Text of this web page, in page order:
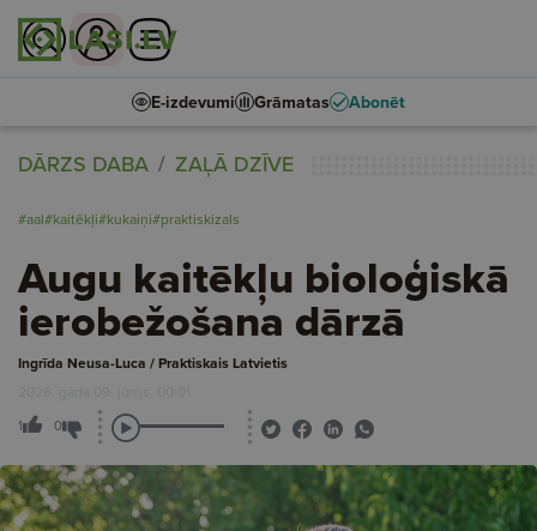
E-izdevumi Grāmatas Abonēt
DĀRZS DABA ZAĻĀ DZĪVE
#aal#kaitēkļi#kukaiņi#praktiskizals
Augu kaitēkļu bioloģiskā
ierobežošana dārzā
Ingrīda Neusa-Luca / Praktiskais Latvietis
2026. gada 09. jūnijs, 00:01
1 0